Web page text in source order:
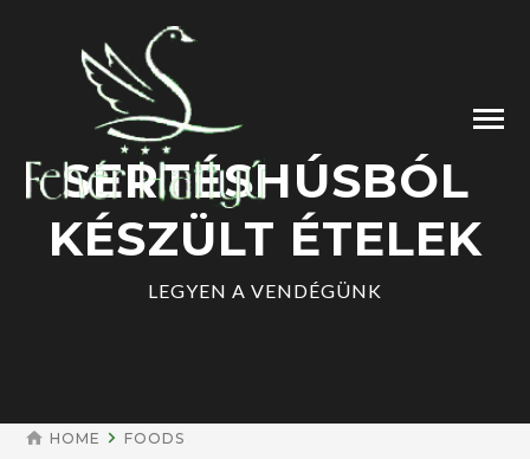
SERTÉSHÚSBÓL
KÉSZÜLT ÉTELEK
LEGYEN A VENDÉGÜNK
HOME
FOODS